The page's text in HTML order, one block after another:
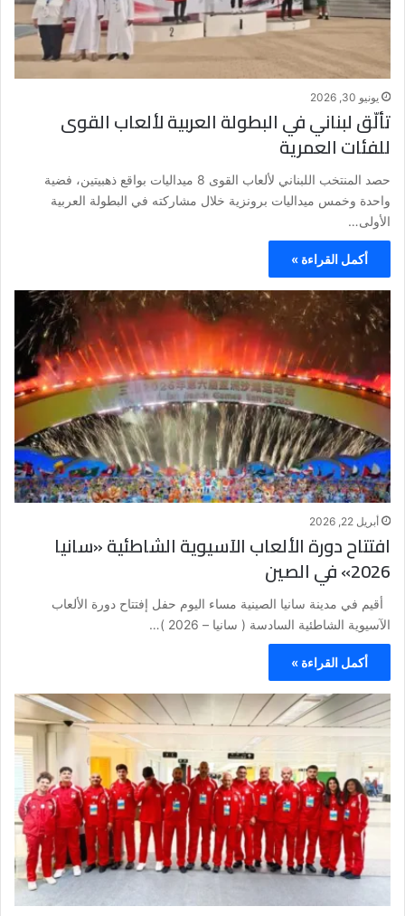
يونيو 30, 2026
تألّق لبناني في البطولة العربية لألعاب القوى
للفئات العمرية
حصد المنتخب اللبناني لألعاب القوى 8 ميداليات بواقع ذهبيتين، فضية
واحدة وخمس ميداليات برونزية خلال مشاركته في البطولة العربية
الأولى…
أكمل القراءة »
أبريل 22, 2026
افتتاح دورة الألعاب الآسيوية الشاطئية «سانيا
2026» في الصين
أقيم في مدينة سانيا الصينية مساء اليوم حفل إفتتاح دورة الألعاب
الآسيوية الشاطئية السادسة ( سانيا – 2026 )…
أكمل القراءة »